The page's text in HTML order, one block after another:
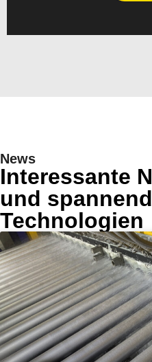
News
Interessante
und
Technologien